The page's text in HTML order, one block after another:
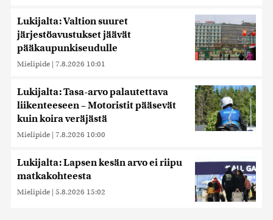
Lukijalta: Valtion suuret
järjestöavustukset jäävät
pääkaupunkiseudulle
Mielipide | 7.8.2026 10:01
Lukijalta: Tasa-arvo palautettava
liikenteeseen – Motoristit pääsevät
kuin koira veräjästä
Mielipide | 7.8.2026 10:00
Lukijalta: Lapsen kesän arvo ei riipu
matkakohteesta
Mielipide | 5.8.2026 15:02